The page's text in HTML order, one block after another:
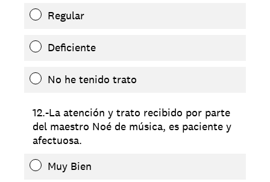
Regular
Deficiente
No he tenido trato
12.-La atención y trato recibido por parte
del maestro Noé de música, es paciente y
afectuosa.
Muy Bien